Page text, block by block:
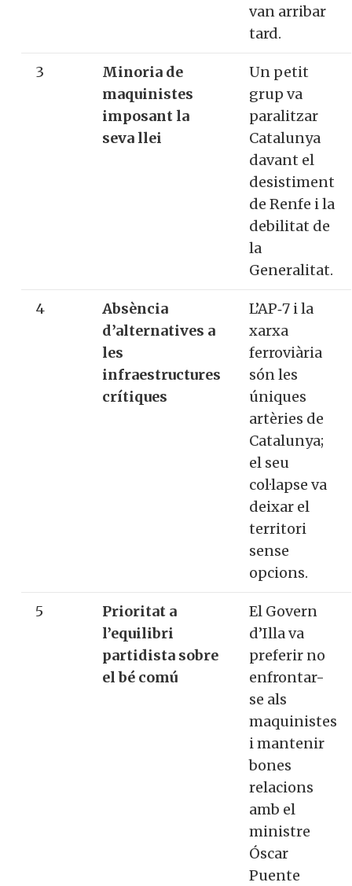
van arribar
tard.
3
Minoria de
maquinistes
imposant la
seva llei
Un petit
grup va
paralitzar
Catalunya
davant el
desistiment
de Renfe i la
debilitat de
la
Generalitat.
4
Absència
d’alternatives a
les
infraestructures
crítiques
L’AP‑7 i la
xarxa
ferroviària
són les
úniques
artèries de
Catalunya;
el seu
col·lapse va
deixar el
territori
sense
opcions.
5
Prioritat a
l’equilibri
partidista sobre
el bé comú
El Govern
d’Illa va
preferir no
enfrontar-
se als
maquinistes
i mantenir
bones
relacions
amb el
ministre
Óscar
Puente